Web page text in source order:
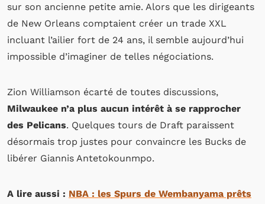
sur son ancienne petite amie. Alors que les dirigeants
de New Orleans comptaient créer un trade XXL
incluant l’ailier fort de 24 ans, il semble aujourd’hui
impossible d’imaginer de telles négociations.
Zion Williamson écarté de toutes discussions,
Milwaukee n’a plus aucun intérêt à se rapprocher
des Pelicans. Quelques tours de Draft paraissent
désormais trop justes pour convaincre les Bucks de
libérer Giannis Antetokounmpo.
A lire aussi : NBA : les Spurs de Wembanyama prêts